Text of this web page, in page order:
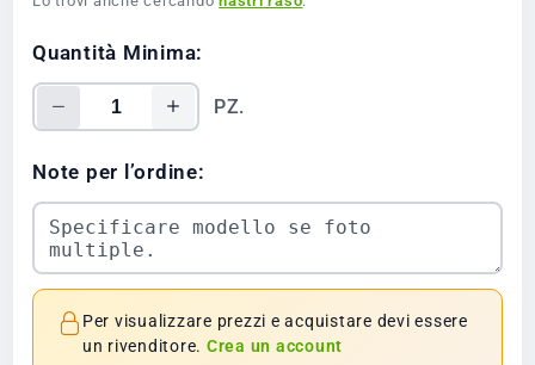
Quantità Minima:
PZ.
Note per l’ordine:
Per visualizzare prezzi e acquistare devi essere
un rivenditore. Crea un account